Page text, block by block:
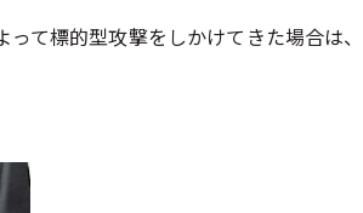
て標的型攻撃をしかけてきた場合は